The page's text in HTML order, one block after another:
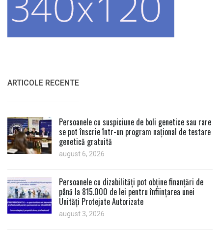
ARTICOLE RECENTE
Persoanele cu suspiciune de boli genetice sau rare
se pot înscrie într-un program național de testare
genetică gratuită
august 6, 2026
Persoanele cu dizabilități pot obține finanțări de
până la 815.000 de lei pentru înființarea unei
Unități Protejate Autorizate
august 3, 2026